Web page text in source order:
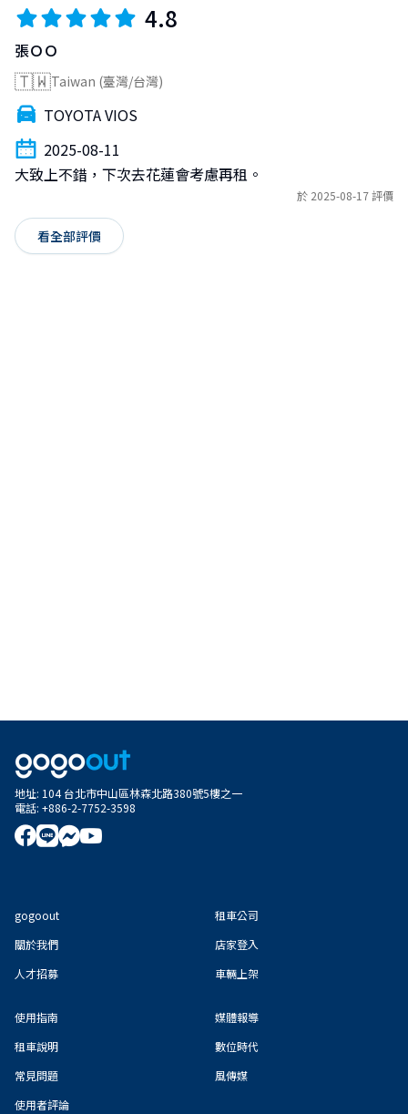
4.8
張ＯＯ
🇹🇼Taiwan (臺灣/台灣)
TOYOTA VIOS
2025-08-11
大致上不錯，下次去花蓮會考慮再租。
於 2025-08-17 評價
看全部評價
地址: 104 台北市中山區林森北路380號5樓之一
電話: +886-2-7752-3598
gogoout
關於我們
人才招募
租車公司
店家登入
車輛上架
使用指南
租車說明
常見問題
使用者評論
媒體報導
數位時代
風傳媒